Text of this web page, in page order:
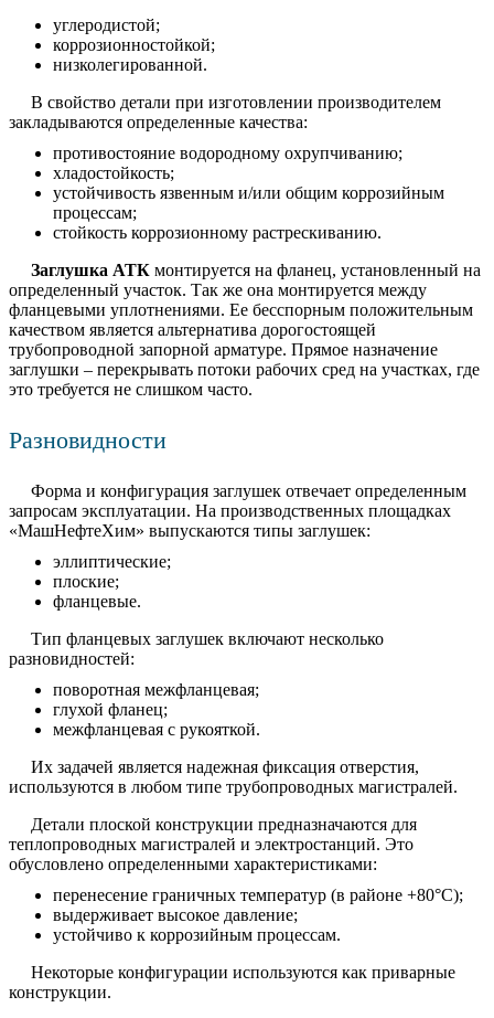
углеродистой;
коррозионностойкой;
низколегированной.
В свойство детали при изготовлении производителем
закладываются определенные качества:
противостояние водородному охрупчиванию;
хладостойкость;
устойчивость язвенным и/или общим коррозийным
процессам;
стойкость коррозионному растрескиванию.
Заглушка АТК монтируется на фланец, установленный на
определенный участок. Так же она монтируется между
фланцевыми уплотнениями. Ее бесспорным положительным
качеством является альтернатива дорогостоящей
трубопроводной запорной арматуре. Прямое назначение
заглушки – перекрывать потоки рабочих сред на участках, где
это требуется не слишком часто.
Разновидности
Форма и конфигурация заглушек отвечает определенным
запросам эксплуатации. На производственных площадках
«МашНефтеХим» выпускаются типы заглушек:
эллиптические;
плоские;
фланцевые.
Тип фланцевых заглушек включают несколько
разновидностей:
поворотная межфланцевая;
глухой фланец;
межфланцевая с рукояткой.
Их задачей является надежная фиксация отверстия,
используются в любом типе трубопроводных магистралей.
Детали плоской конструкции предназначаются для
теплопроводных магистралей и электростанций. Это
обусловлено определенными характеристиками:
перенесение граничных температур (в районе +80°С);
выдерживает высокое давление;
устойчиво к коррозийным процессам.
Некоторые конфигурации используются как приварные
конструкции.